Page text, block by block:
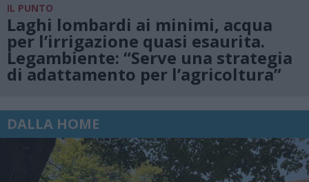
IL PUNTO
Laghi lombardi ai minimi, acqua
per l’irrigazione quasi esaurita.
Legambiente: “Serve una strategia
di adattamento per l’agricoltura”
DALLA HOME